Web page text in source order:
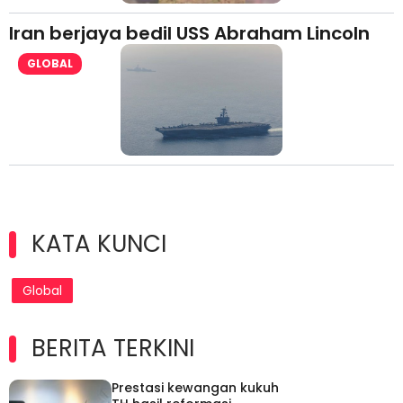
Iran berjaya bedil USS Abraham Lincoln
GLOBAL
KATA KUNCI
Global
BERITA TERKINI
Prestasi kewangan kukuh